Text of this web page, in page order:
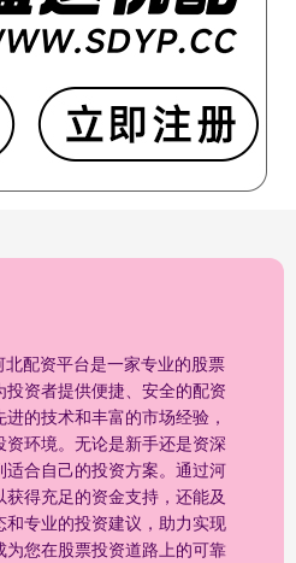
配资平台是一家专业的股票
资者提供便捷、安全的配资
的技术和丰富的市场经验，
环境。无论是新手还是资深
合自己的投资方案。通过河
得充足的资金支持，还能及
专业的投资建议，助力实现
您在股票投资道路上的可靠